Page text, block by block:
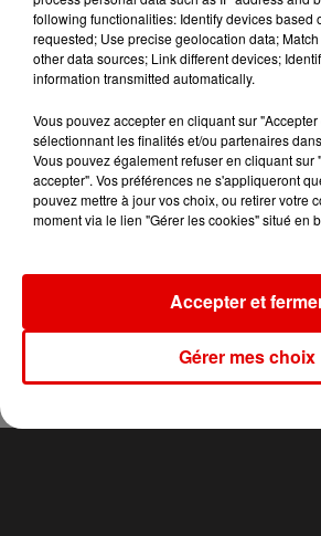
TITRES DIFFUSÉS
19h57
19h57
Le Petit Pecheur
19h53
19h53
Love The Way You
Lie - Ft. Rihanna
following functionalities: Identify devices based
requested; Use precise geolocation data;
other data sources; Link different devices;
information transmitted automatically.
Vous pouvez accepter en cliquant sur
sélectionnant les finalités et/ou partenaires
Vous pouvez également refuser en cliquant sur
accepter". Vos préférences ne s'appliqueront
pouvez mettre à jour vos choix, ou retirer votre
moment via le lien "Gérer les cookies" situé en
Gérer mes choix
Accepter et